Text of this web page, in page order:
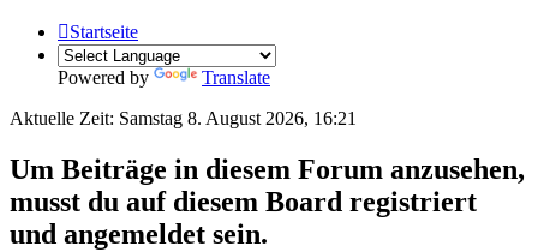
Startseite
Powered by
Translate
Aktuelle Zeit: Samstag 8. August 2026, 16:21
Um Beiträge in diesem Forum anzusehen,
musst du auf diesem Board registriert
und angemeldet sein.